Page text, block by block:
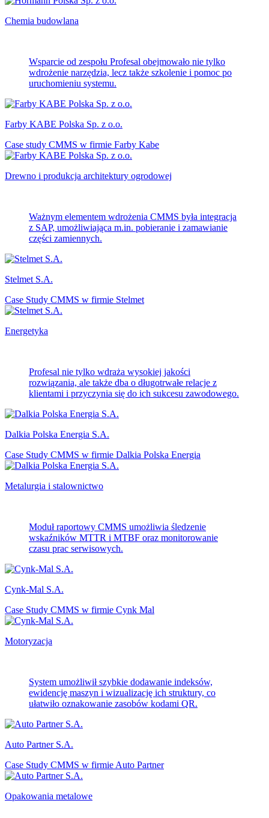
Chemia budowlana
Wsparcie od zespołu Profesal obejmowało nie tylko
wdrożenie narzędzia, lecz także szkolenie i pomoc po
uruchomieniu systemu.
Farby KABE Polska Sp. z o.o.
Case study CMMS w firmie Farby Kabe
Drewno i produkcja architektury ogrodowej
Ważnym elementem wdrożenia CMMS była integracja
z SAP, umożliwiająca m.in. pobieranie i zamawianie
części zamiennych.
Stelmet S.A.
Case Study CMMS w firmie Stelmet
Energetyka
Profesal nie tylko wdraża wysokiej jakości
rozwiązania, ale także dba o długotrwałe relacje z
klientami i przyczynia się do ich sukcesu zawodowego.
Dalkia Polska Energia S.A.
Case Study CMMS w firmie Dalkia Polska Energia
Metalurgia i stalownictwo
Moduł raportowy CMMS umożliwia śledzenie
wskaźników MTTR i MTBF oraz monitorowanie
czasu prac serwisowych.
Cynk-Mal S.A.
Case Study CMMS w firmie Cynk Mal
Motoryzacja
System umożliwił szybkie dodawanie indeksów,
ewidencję maszyn i wizualizację ich struktury, co
ułatwiło oznakowanie zasobów kodami QR.
Auto Partner S.A.
Case Study CMMS w firmie Auto Partner
Opakowania metalowe